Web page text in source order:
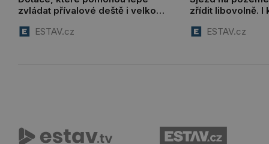
zvládat přívalové deště i velkou
ESTAV.cz
zřídit libovolně. I
požádat
ESTAV.cz